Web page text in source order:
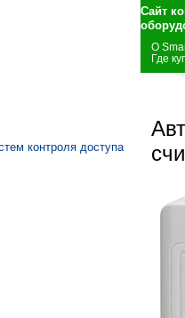
Сайт
О
Где
контроля доступа